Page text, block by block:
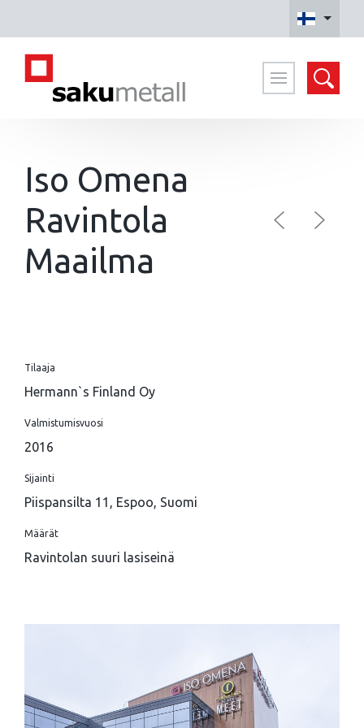
Iso Omena
Ravintola
Maailma
Tilaaja
Hermann`s Finland Oy
Valmistumisvuosi
2016
Sijainti
Piispansilta 11, Espoo, Suomi
Määrät
Ravintolan suuri lasiseinä